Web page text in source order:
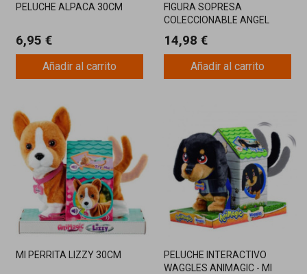
PELUCHE ALPACA 30CM
6,95 €
Añadir al carrito
FIGURA SOPRESA
COLECCIONABLE ANGEL
14,98 €
Añadir al carrito
MI PERRITA LIZZY 30CM
PELUCHE INTERACTIVO
WAGGLES ANIMAGIC - MI